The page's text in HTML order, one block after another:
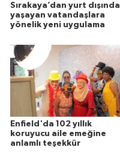
Sırakaya’dan yurt dışında
yaşayan vatandaşlara
yönelik yeni uygulama
Enfield'da 102 yıllık
koruyucu aile emeğine
anlamlı teşekkür